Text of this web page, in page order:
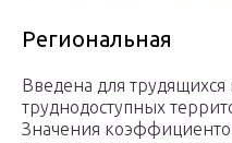
Региональная
Введена для
труднодоступных
Значения